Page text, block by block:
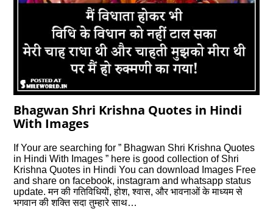
Bhagwan Shri Krishna Quotes in Hindi
With Images
If Your are searching for ” Bhagwan Shri Krishna Quotes
in Hindi With Images ” here is good collection of Shri
Krishna Quotes in Hindi You can download Images Free
and share on facebook, instagram and whatsapp status
update. मन की गतिविधियों, होश, श्वास, और भावनाओं के माध्यम से
भगवान की शक्ति सदा तुम्हारे साथ…